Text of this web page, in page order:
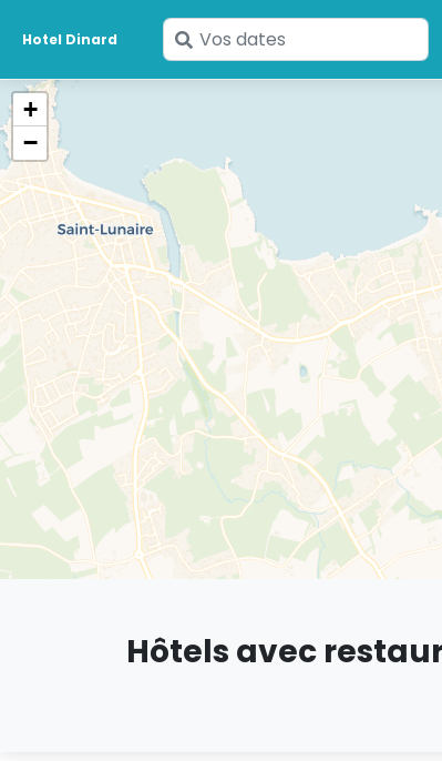
Hotel Dinard
Saisissez
vos
+
−
Hôtels avec